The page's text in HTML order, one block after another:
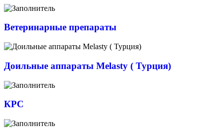
Ветеринарные препараты
Доильные аппараты Melasty ( Турция)
КРС